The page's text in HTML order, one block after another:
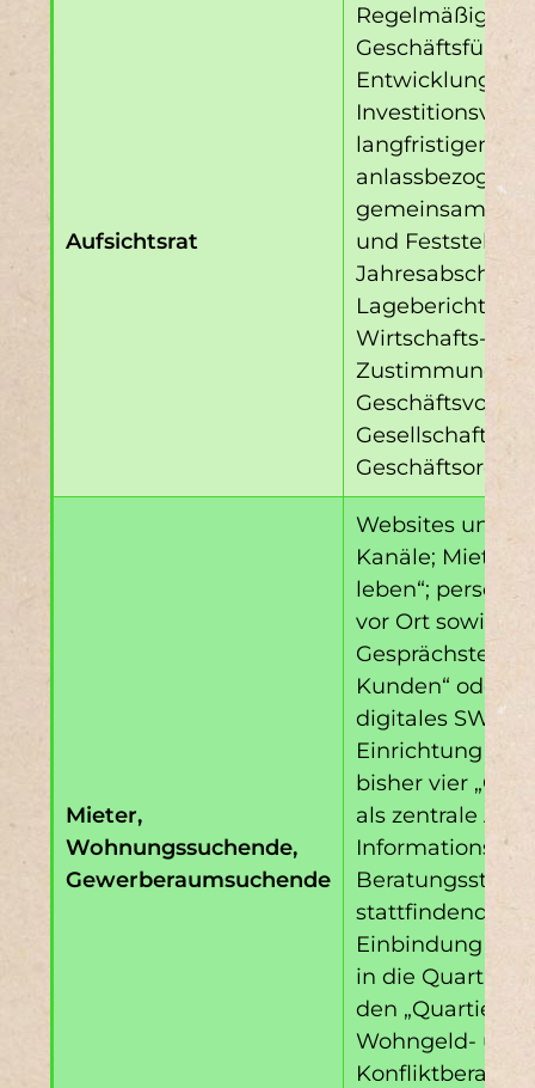
Aufsichtsrat
Regelmäßige
Entwicklung,
langfristigen
gemeinsame
und
Lageberichten
Wirtschafts-
Zustimmung
Mieter,
Wohnungssuchende,
Gewerberaumsuchende
Websites und
Kanäle;
leben“;
vor Ort sowie
Kunden“ oder
digitales SWB-
Einrichtung
bisher vier
als zentrale
Informations-
stattfindende
Einbindung der
in die
den
Wohngeld- und